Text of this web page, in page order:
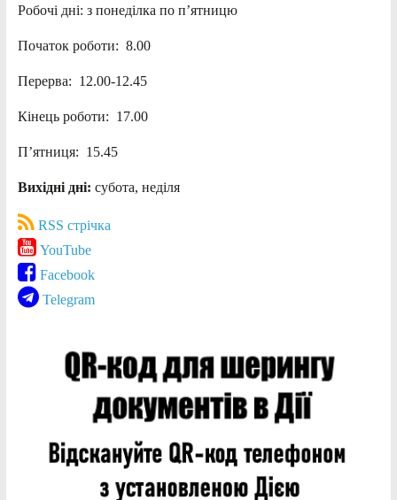
Робочі дні: з понеділка по п’ятницю
Початок роботи: 8.00
Перерва: 12.00-12.45
Кінець роботи: 17.00
П’ятниця: 15.45
Вихідні дні: субота, неділя
RSS стрічка
YouTube
Facebook
Telegram